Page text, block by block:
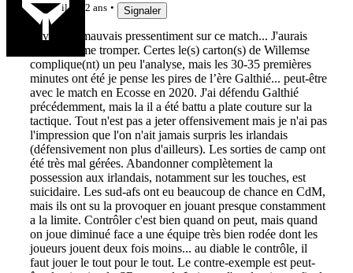
il y a 2 ans Signaler
J'avais un mauvais pressentiment sur ce match... J'aurais
bien aimé me tromper. Certes le(s) carton(s) de Willemse
complique(nt) un peu l'analyse, mais les 30-35 premières
minutes ont été je pense les pires de l’ère Galthié... peut-être
avec le match en Ecosse en 2020. J'ai défendu Galthié
précédemment, mais la il a été battu a plate couture sur la
tactique. Tout n'est pas a jeter offensivement mais je n'ai pas
l'impression que l'on n'ait jamais surpris les irlandais
(défensivement non plus d'ailleurs). Les sorties de camp ont
été très mal gérées. Abandonner complètement la
possession aux irlandais, notamment sur les touches, est
suicidaire. Les sud-afs ont eu beaucoup de chance en CdM,
mais ils ont su la provoquer en jouant presque constamment
a la limite. Contrôler c'est bien quand on peut, mais quand
on joue diminué face a une équipe très bien rodée dont les
joueurs jouent deux fois moins... au diable le contrôle, il
faut jouer le tout pour le tout. Le contre-exemple est peut-